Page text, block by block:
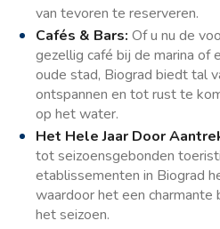
van tevoren te reserveren.
Cafés & Bars: Of u nu de
gezellig café bij de marina of
oude stad, Biograd biedt tal
ontspannen en tot rust te
op het water.
Het Hele Jaar Door
tot seizoensgebonden
etablissementen in Biograd
waardoor het een charmante
het seizoen.